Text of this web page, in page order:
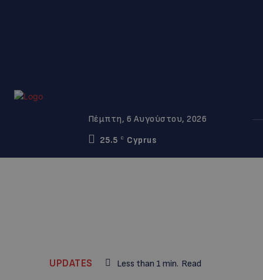
Πέμπτη, 6 Αυγούστου, 2026
25.5
C Cyprus
UPDATES Less than 1 min. Read